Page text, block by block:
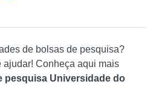
de bolsas de pesquisa?
ajudar! Conheça aqui mais
pesquisa Universidade do